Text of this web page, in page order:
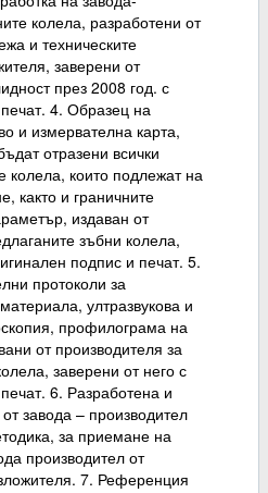
колела, разработени от
и техническите
заверени от
през 2008 год. с
4. Образец на
и измервателна карта,
отразени всички
колела, които подлежат на
както и граничните
издаван от
зъбни колела,
подпис и печат. 5.
протоколи за
ултразвукова и
профилограма на
от производителя за
заверени от него с
6. Разработена и
завода – производител
за приемане на
производител от
7. Референция